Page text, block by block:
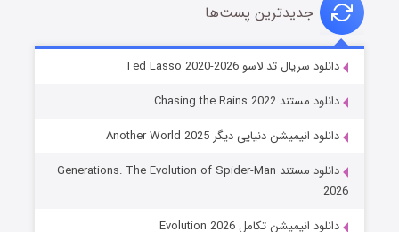
خاندان اژدها فصل ۳
جدیدترین پست‌ها
دانلود سریال تد لاسو Ted Lasso 2020-2026
دانلود مستند Chasing the Rains 2022
دانلود انیمیشن دنیایی دیگر Another World 2025
دانلود مستند Generations: The Evolution of Spider-Man
2026
دانلود انیمیشن تکامل Evolution 2026